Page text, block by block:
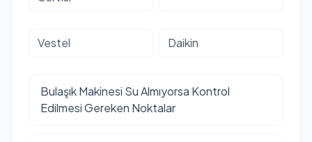
Vestel Daikin
Bulaşık Makinesi Su Almıyorsa Kontrol
Edilmesi Gereken Noktalar